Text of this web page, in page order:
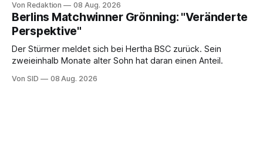
Von Redaktion 08 Aug. 2026
Berlins Matchwinner Grönning: "Veränderte
Perspektive"
Der Stürmer meldet sich bei Hertha BSC zurück. Sein
zweieinhalb Monate alter Sohn hat daran einen Anteil.
Von SID 08 Aug. 2026